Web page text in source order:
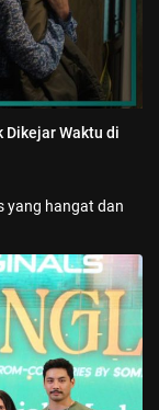
Dikejar Waktu di
yang hangat dan